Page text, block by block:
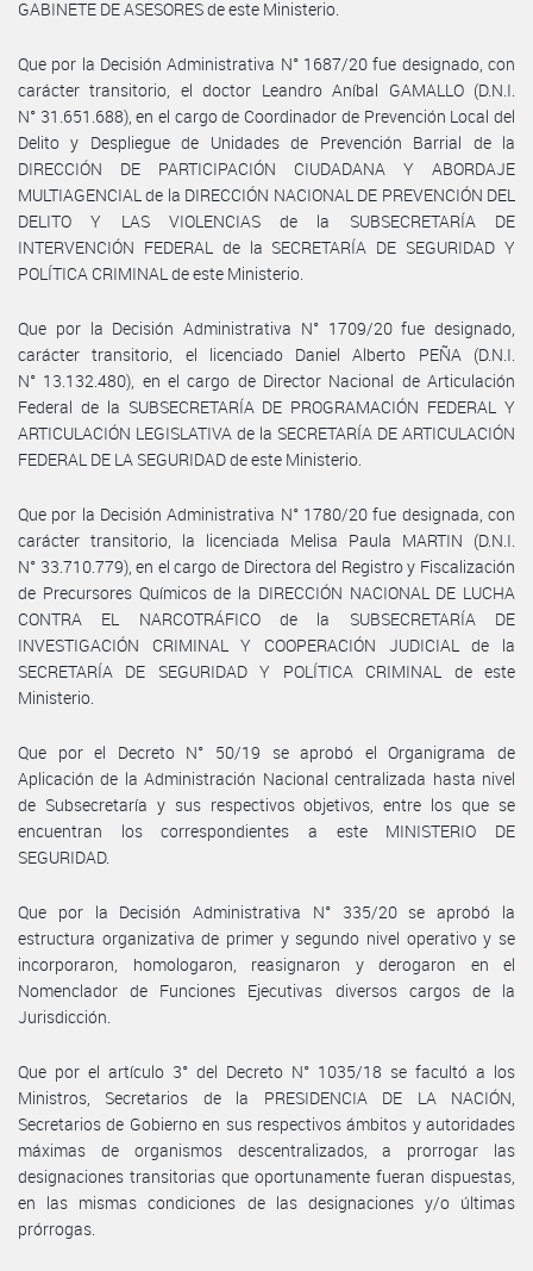
GABINETE DE ASESORES de este Ministerio.
Que por la Decisión Administrativa N° 1687/20 fue designado, con
carácter transitorio, el doctor Leandro Aníbal GAMALLO (D.N.I.
N° 31.651.688), en el cargo de Coordinador de Prevención Local del
Delito y Despliegue de Unidades de Prevención Barrial de la
DIRECCIÓN DE PARTICIPACIÓN CIUDADANA Y ABORDAJE
MULTIAGENCIAL de la DIRECCIÓN NACIONAL DE PREVENCIÓN DEL
DELITO Y LAS VIOLENCIAS de la SUBSECRETARÍA DE
INTERVENCIÓN FEDERAL de la SECRETARÍA DE SEGURIDAD Y
POLÍTICA CRIMINAL de este Ministerio.
Que por la Decisión Administrativa N° 1709/20 fue designado,
carácter transitorio, el licenciado Daniel Alberto PEÑA (D.N.I.
N° 13.132.480), en el cargo de Director Nacional de Articulación
Federal de la SUBSECRETARÍA DE PROGRAMACIÓN FEDERAL Y
ARTICULACIÓN LEGISLATIVA de la SECRETARÍA DE ARTICULACIÓN
FEDERAL DE LA SEGURIDAD de este Ministerio.
Que por la Decisión Administrativa N° 1780/20 fue designada, con
carácter transitorio, la licenciada Melisa Paula MARTIN (D.N.I.
N° 33.710.779), en el cargo de Directora del Registro y Fiscalización
de Precursores Químicos de la DIRECCIÓN NACIONAL DE LUCHA
CONTRA EL NARCOTRÁFICO de la SUBSECRETARÍA DE
INVESTIGACIÓN CRIMINAL Y COOPERACIÓN JUDICIAL de la
SECRETARÍA DE SEGURIDAD Y POLÍTICA CRIMINAL de este
Ministerio.
Que por el Decreto N° 50/19 se aprobó el Organigrama de
Aplicación de la Administración Nacional centralizada hasta nivel
de Subsecretaría y sus respectivos objetivos, entre los que se
encuentran los correspondientes a este MINISTERIO DE
SEGURIDAD.
Que por la Decisión Administrativa N° 335/20 se aprobó la
estructura organizativa de primer y segundo nivel operativo y se
incorporaron, homologaron, reasignaron y derogaron en el
Nomenclador de Funciones Ejecutivas diversos cargos de la
Jurisdicción.
Que por el artículo 3° del Decreto N° 1035/18 se facultó a los
Ministros, Secretarios de la PRESIDENCIA DE LA NACIÓN,
Secretarios de Gobierno en sus respectivos ámbitos y autoridades
máximas de organismos descentralizados, a prorrogar las
designaciones transitorias que oportunamente fueran dispuestas,
en las mismas condiciones de las designaciones y/o últimas
prórrogas.